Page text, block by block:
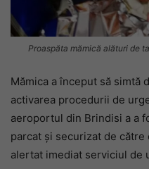
Proaspăta mămică alături de
Mămica a început să simtă
activarea procedurii de
aeroportul din Brindisi a a
parcat și securizat de
alertat imediat serviciul de